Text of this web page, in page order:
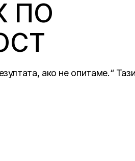
ПО
ако не опитаме.“